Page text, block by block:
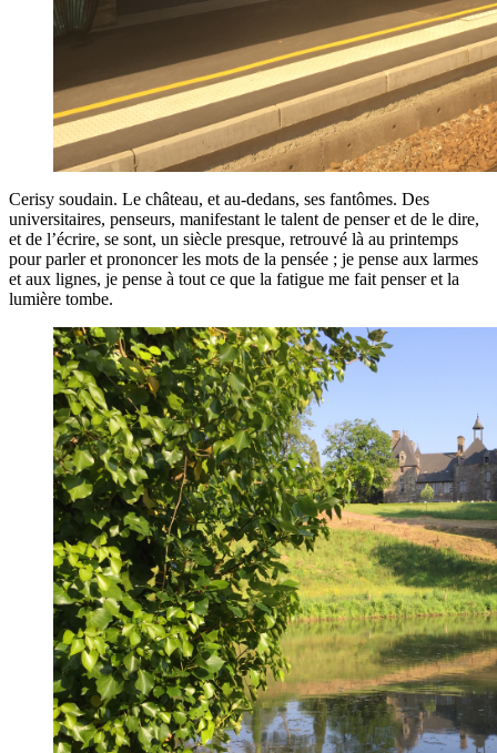
Cerisy soudain. Le château, et au-dedans, ses fantômes. Des
universitaires, penseurs, manifestant le talent de penser et de le dire,
et de l’écrire, se sont, un siècle presque, retrouvé là au printemps
pour parler et prononcer les mots de la pensée ; je pense aux larmes
et aux lignes, je pense à tout ce que la fatigue me fait penser et la
lumière tombe.